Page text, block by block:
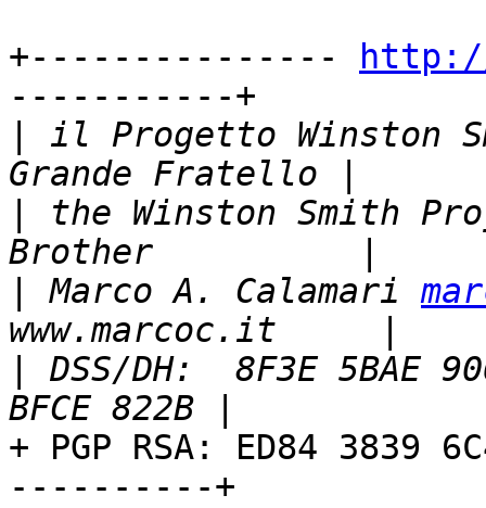
+---------------
-----------+
il Progetto Winston
the Winston Smith
Marco A. Calamari
DSS/DH:  8F3E 5BAE
+ PGP RSA: ED84 3839
----------+